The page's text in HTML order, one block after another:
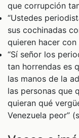
que corrupción
“Ustedes
sus cochinadas
quieren hacer
“Sí señor los
tan horrendas es
las manos de la
las personas que
quieran qué
Venezuela peor”